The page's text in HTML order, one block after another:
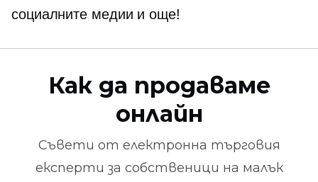
социалните медии и още!
Как да продаваме
онлайн
Съвети от електронна търговия
експерти за собственици на малък